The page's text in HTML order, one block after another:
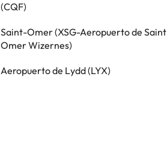
(CQF)
Saint-Omer (XSG-Aeropuerto de Saint
Omer Wizernes)
Aeropuerto de Lydd (LYX)